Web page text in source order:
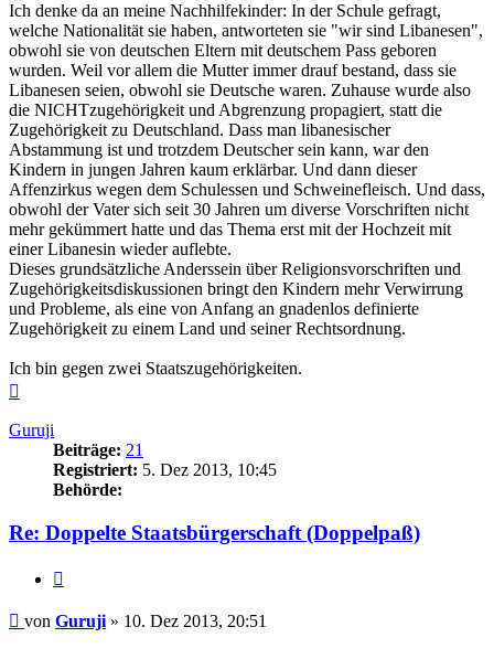
Ich denke da an meine Nachhilfekinder: In der Schule gefragt,
welche Nationalität sie haben, antworteten sie "wir sind Libanesen",
obwohl sie von deutschen Eltern mit deutschem Pass geboren
wurden. Weil vor allem die Mutter immer drauf bestand, dass sie
Libanesen seien, obwohl sie Deutsche waren. Zuhause wurde also
die NICHTzugehörigkeit und Abgrenzung propagiert, statt die
Zugehörigkeit zu Deutschland. Dass man libanesischer
Abstammung ist und trotzdem Deutscher sein kann, war den
Kindern in jungen Jahren kaum erklärbar. Und dann dieser
Affenzirkus wegen dem Schulessen und Schweinefleisch. Und dass,
obwohl der Vater sich seit 30 Jahren um diverse Vorschriften nicht
mehr gekümmert hatte und das Thema erst mit der Hochzeit mit
einer Libanesin wieder auflebte.
Dieses grundsätzliche Anderssein über Religionsvorschriften und
Zugehörigkeitsdiskussionen bringt den Kindern mehr Verwirrung
und Probleme, als eine von Anfang an gnadenlos definierte
Zugehörigkeit zu einem Land und seiner Rechtsordnung.
Ich bin gegen zwei Staatszugehörigkeiten.
Guruji
Beiträge: 21
Registriert: 5. Dez 2013, 10:45
Behörde:
Re: Doppelte Staatsbürgerschaft (Doppelpaß)
Beitrag
von Guruji » 10. Dez 2013, 20:51